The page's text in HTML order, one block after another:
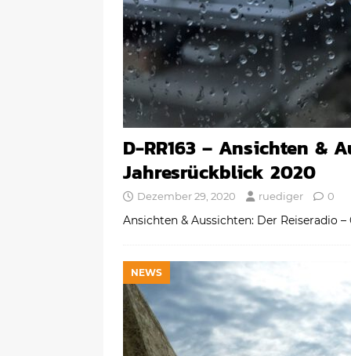
D-RR163 – Ansichten &
Jahresrückblick 2020
Dezember 29, 2020 ruediger 0
Ansichten & Aussichten: Der Reiseradio
NEWS